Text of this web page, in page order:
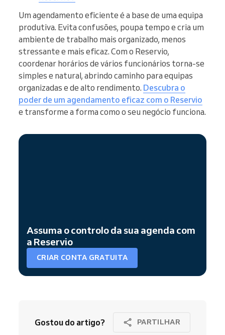
Um agendamento eficiente é a base de uma equipa
produtiva. Evita confusões, poupa tempo e cria um
ambiente de trabalho mais organizado, menos
stressante e mais eficaz. Com o Reservio,
coordenar horários de vários funcionários torna-se
simples e natural, abrindo caminho para equipas
organizadas e de alto rendimento. Descubra o
poder de um agendamento eficaz com o Reservio
e transforme a forma como o seu negócio funciona.
Assuma o controlo da sua agenda com
a Reservio
CRIAR CONTA GRATUITA
Gostou do artigo? PARTILHAR